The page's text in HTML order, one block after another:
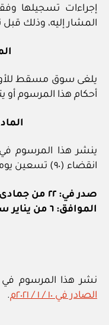
إجراءات تسجيلها
المشار إليه، وذلك
يلغى سوق مسقط
أحكام هذا المرسوم
ينشر هذا المرسوم
انقضاء (٩٠) تسعين يوما من تاريخ نشره.
صدر في: ٢٢ من جمادى الأولى سنة ١٤٤٢هـ
الموافق: ٦ من يناير سنة ٢٠٢١م
نشر هذا المرسوم في
الصادر في ١٠ / ١ / ٢٠٢١م
.